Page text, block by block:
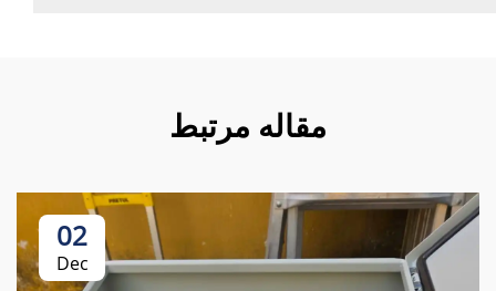
مقاله مرتبط
02
Dec